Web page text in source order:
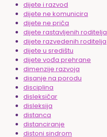
dijete i razvod
dijete ne komunicira
dijete ne priča
dijete rastavljenih roditelja
dijete razvedenih roditelja
dijete u središtu
dijete vođa prehrane
dimenzije razvoja
disanje na porodu
disciplina
disleksičar
disleksija
distanca
distanciranje
distoni sindrom